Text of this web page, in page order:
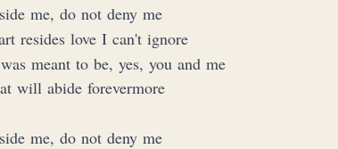
me, do not deny me
resides love I can't ignore
meant to be, yes, you and me
will abide forevermore
me, do not deny me